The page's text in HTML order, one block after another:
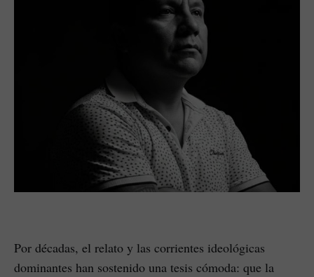
Por décadas, el relato y las corrientes ideológicas
dominantes han sostenido una tesis cómoda: que la